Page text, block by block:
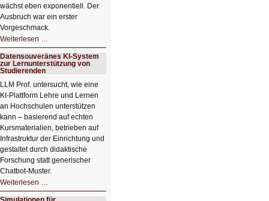
wächst eben exponentiell. Der
Ausbruch war ein erster
Vorgeschmack.
Weiterlesen …
Der
Ausbruch
der
KI
Datensouveränes KI-System
zur Lernunterstützung von
Studierenden
LLM Prof. untersucht, wie eine
KI‑Plattform Lehre und Lernen
an Hochschulen unterstützen
kann – basierend auf echten
Kursmaterialien, betrieben auf
Infrastruktur der Einrichtung und
gestaltet durch didaktische
Forschung statt generischer
Chatbot‑Muster.
Weiterlesen …
KI-
System